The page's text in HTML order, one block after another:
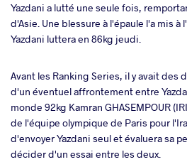
Yazdani a lutté une seule fois,
d'Asie. Une blessure à l'épaule l'a mis
Yazdani luttera en 86kg jeudi.
Avant les Ranking Series, il y avait des
d'un éventuel affrontement entre
monde 92kg Kamran GHASEMPOUR
de l'équipe olympique de Paris pour
d'envoyer Yazdani seul et évaluera sa
décider d'un essai entre les deux.